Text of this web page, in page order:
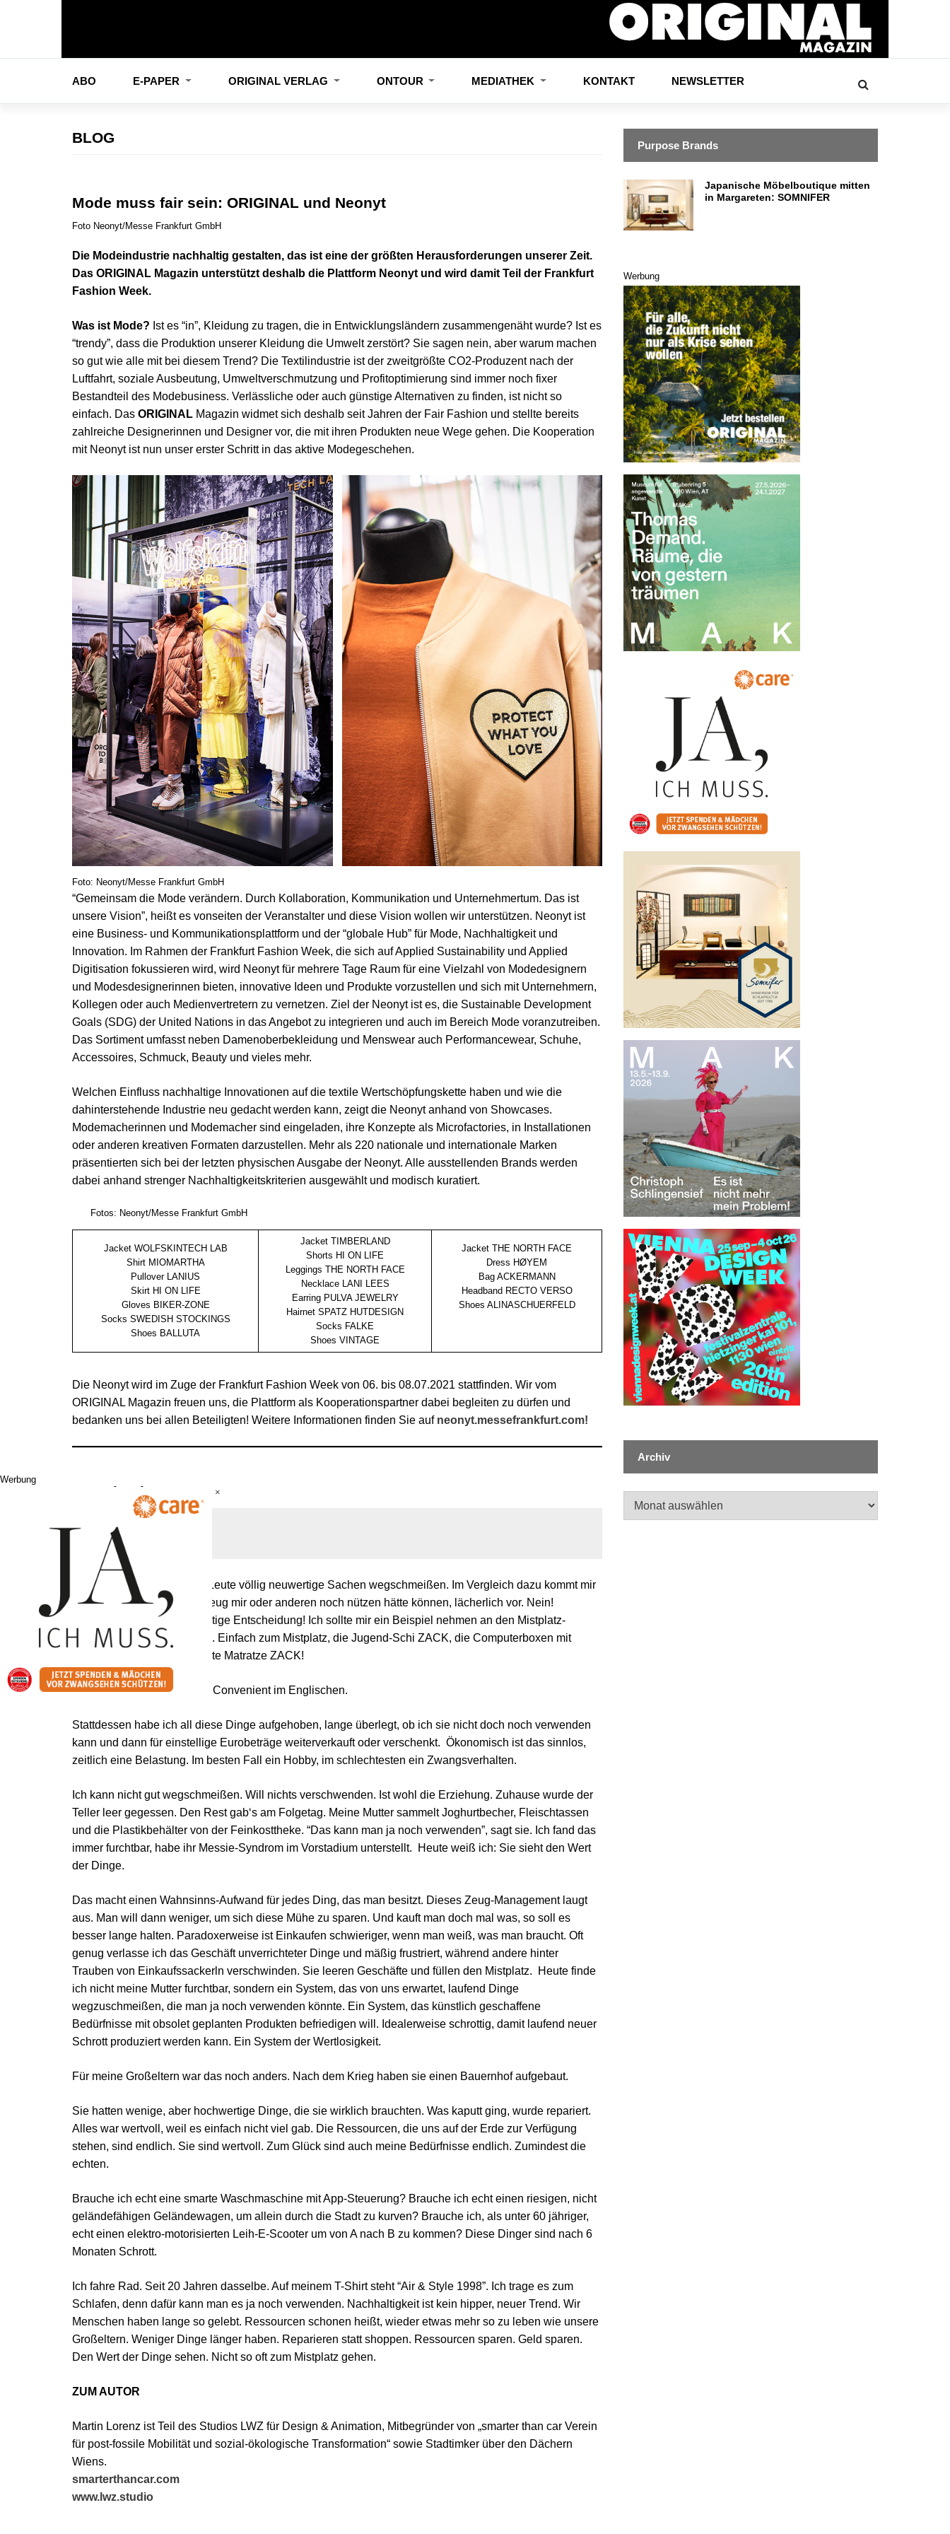
ABO E-PAPER ORIGINAL VERLAG ONTOUR MEDIATHEK KONTAKT NEWSLETTER
BLOG
Mode muss fair sein: ORIGINAL und Neonyt
Foto Neonyt/Messe Frankfurt GmbH
Die Modeindustrie nachhaltig gestalten, das ist eine der größten Herausforderungen unserer Zeit.
Das ORIGINAL Magazin unterstützt deshalb die Plattform Neonyt und wird damit Teil der Frankfurt
Fashion Week.
Was ist Mode? Ist es “in”, Kleidung zu tragen, die in Entwicklungsländern zusammengenäht wurde? Ist es
“trendy”, dass die Produktion unserer Kleidung die Umwelt zerstört? Sie sagen nein, aber warum machen
so gut wie alle mit bei diesem Trend? Die Textilindustrie ist der zweitgrößte CO2-Produzent nach der
Luftfahrt, soziale Ausbeutung, Umweltverschmutzung und Profitoptimierung sind immer noch fixer
Bestandteil des Modebusiness. Verlässliche oder auch günstige Alternativen zu finden, ist nicht so
einfach. Das ORIGINAL Magazin widmet sich deshalb seit Jahren der Fair Fashion und stellte bereits
zahlreiche Designerinnen und Designer vor, die mit ihren Produkten neue Wege gehen. Die Kooperation
mit Neonyt ist nun unser erster Schritt in das aktive Modegeschehen.
Foto: Neonyt/Messe Frankfurt GmbH
“Gemeinsam die Mode verändern. Durch Kollaboration, Kommunikation und Unternehmertum. Das ist
unsere Vision”, heißt es vonseiten der Veranstalter und diese Vision wollen wir unterstützen. Neonyt ist
eine Business- und Kommunikationsplattform und der “globale Hub” für Mode, Nachhaltigkeit und
Innovation. Im Rahmen der Frankfurt Fashion Week, die sich auf Applied Sustainability und Applied
Digitisation fokussieren wird, wird Neonyt für mehrere Tage Raum für eine Vielzahl von Modedesignern
und Modesdesignerinnen bieten, innovative Ideen und Produkte vorzustellen und sich mit Unternehmern,
Kollegen oder auch Medienvertretern zu vernetzen. Ziel der Neonyt ist es, die Sustainable Development
Goals (SDG) der United Nations in das Angebot zu integrieren und auch im Bereich Mode voranzutreiben.
Das Sortiment umfasst neben Damenoberbekleidung und Menswear auch Performancewear, Schuhe,
Accessoires, Schmuck, Beauty und vieles mehr.
Welchen Einfluss nachhaltige Innovationen auf die textile Wertschöpfungskette haben und wie die
dahinterstehende Industrie neu gedacht werden kann, zeigt die Neonyt anhand von Showcases.
Modemacherinnen und Modemacher sind eingeladen, ihre Konzepte als Microfactories, in Installationen
oder anderen kreativen Formaten darzustellen. Mehr als 220 nationale und internationale Marken
präsentierten sich bei der letzten physischen Ausgabe der Neonyt. Alle ausstellenden Brands werden
dabei anhand strenger Nachhaltigkeitskriterien ausgewählt und modisch kuratiert.
Fotos: Neonyt/Messe Frankfurt GmbH
Jacket WOLFSKINTECH LAB
Shirt MIOMARTHA
Pullover LANIUS
Skirt HI ON LIFE
Gloves BIKER-ZONE
Socks SWEDISH STOCKINGS
Shoes BALLUTA
Jacket TIMBERLAND
Shorts HI ON LIFE
Leggings THE NORTH FACE
Necklace LANI LEES
Earring PULVA JEWELRY
Hairnet SPATZ HUTDESIGN
Socks FALKE
Shoes VINTAGE
Jacket THE NORTH FACE
Dress HØYEM
Bag ACKERMANN
Headband RECTO VERSO
Shoes ALINASCHUERFELD
Die Neonyt wird im Zuge der Frankfurt Fashion Week von 06. bis 08.07.2021 stattfinden. Wir vom
ORIGINAL Magazin freuen uns, die Plattform als Kooperationspartner dabei begleiten zu dürfen und
bedanken uns bei allen Beteiligten! Weitere Informationen finden Sie auf neonyt.messefrankfurt.com!
Am Mistplatz
Von Martin Lorenz
Am Mistplatz sehe ich, wie Leute völlig neuwertige Sachen wegschmeißen. Im Vergleich dazu kommt mir
das Hin und Her, ob mein Zeug mir oder anderen noch nützen hätte können, lächerlich vor. Nein!
Wegschmeißen war die richtige Entscheidung! Ich sollte mir ein Beispiel nehmen an den Mistplatz-
Kollegen! Nicht lang hadern. Einfach zum Mistplatz, die Jugend-Schi ZACK, die Computerboxen mit
Wackelkontakt ZACK, die alte Matratze ZACK!
Unkompliziert und bequem. Convenient im Englischen.
Stattdessen habe ich all diese Dinge aufgehoben, lange überlegt, ob ich sie nicht doch noch verwenden
kann und dann für einstellige Eurobeträge weiterverkauft oder verschenkt. Ökonomisch ist das sinnlos,
zeitlich eine Belastung. Im besten Fall ein Hobby, im schlechtesten ein Zwangsverhalten.
Ich kann nicht gut wegschmeißen. Will nichts verschwenden. Ist wohl die Erziehung. Zuhause wurde der
Teller leer gegessen. Den Rest gab‘s am Folgetag. Meine Mutter sammelt Joghurtbecher, Fleischtassen
und die Plastikbehälter von der Feinkosttheke. “Das kann man ja noch verwenden”, sagt sie. Ich fand das
immer furchtbar, habe ihr Messie-Syndrom im Vorstadium unterstellt. Heute weiß ich: Sie sieht den Wert
der Dinge.
Das macht einen Wahnsinns-Aufwand für jedes Ding, das man besitzt. Dieses Zeug-Management laugt
aus. Man will dann weniger, um sich diese Mühe zu sparen. Und kauft man doch mal was, so soll es
besser lange halten. Paradoxerweise ist Einkaufen schwieriger, wenn man weiß, was man braucht. Oft
genug verlasse ich das Geschäft unverrichteter Dinge und mäßig frustriert, während andere hinter
Trauben von Einkaufssackerln verschwinden. Sie leeren Geschäfte und füllen den Mistplatz. Heute finde
ich nicht meine Mutter furchtbar, sondern ein System, das von uns erwartet, laufend Dinge
wegzuschmeißen, die man ja noch verwenden könnte. Ein System, das künstlich geschaffene
Bedürfnisse mit obsolet geplanten Produkten befriedigen will. Idealerweise schrottig, damit laufend neuer
Schrott produziert werden kann. Ein System der Wertlosigkeit.
Für meine Großeltern war das noch anders. Nach dem Krieg haben sie einen Bauernhof aufgebaut.
Sie hatten wenige, aber hochwertige Dinge, die sie wirklich brauchten. Was kaputt ging, wurde repariert.
Alles war wertvoll, weil es einfach nicht viel gab. Die Ressourcen, die uns auf der Erde zur Verfügung
stehen, sind endlich. Sie sind wertvoll. Zum Glück sind auch meine Bedürfnisse endlich. Zumindest die
echten.
Brauche ich echt eine smarte Waschmaschine mit App-Steuerung? Brauche ich echt einen riesigen, nicht
geländefähigen Geländewagen, um allein durch die Stadt zu kurven? Brauche ich, als unter 60 jähriger,
echt einen elektro-motorisierten Leih-E-Scooter um von A nach B zu kommen? Diese Dinger sind nach 6
Monaten Schrott.
Ich fahre Rad. Seit 20 Jahren dasselbe. Auf meinem T-Shirt steht “Air & Style 1998”. Ich trage es zum
Schlafen, denn dafür kann man es ja noch verwenden. Nachhaltigkeit ist kein hipper, neuer Trend. Wir
Menschen haben lange so gelebt. Ressourcen schonen heißt, wieder etwas mehr so zu leben wie unsere
Großeltern. Weniger Dinge länger haben. Reparieren statt shoppen. Ressourcen sparen. Geld sparen.
Den Wert der Dinge sehen. Nicht so oft zum Mistplatz gehen.
ZUM AUTOR
Martin Lorenz ist Teil des Studios LWZ für Design & Animation, Mitbegründer von „smarter than car Verein
für post-fossile Mobilität und sozial-ökologische Transformation“ sowie Stadtimker über den Dächern
Wiens.
smarterthancar.com
www.lwz.studio
Purpose Brands
Japanische Möbelboutique mitten
in Margareten: SOMNIFER
Werbung
Archiv
Werbung
×